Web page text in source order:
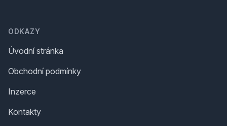
ODKAZY
Úvodní stránka
Obchodní podmínky
Inzerce
Kontakty